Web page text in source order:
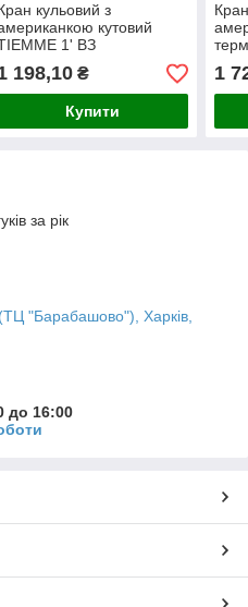
кульовий з
кутовий
1' ВЗ
198,10₴
Купити
1
за рік
"Барабашово"), Харків,
до 16:00